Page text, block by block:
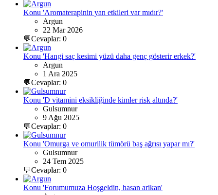
Konu 'Aromaterapinin yan etkileri var mıdır?'
Argun
22 Mar 2026
💬Cevaplar: 0
Konu 'Hangi saç kesimi yüzü daha genç gösterir erkek?'
Argun
1 Ara 2025
💬Cevaplar: 0
Konu 'D vitamini eksikliğinde kimler risk altında?'
Gulsumnur
9 Ağu 2025
💬Cevaplar: 0
Konu 'Omurga ve omurilik tümörü baş ağrısı yapar mı?'
Gulsumnur
24 Tem 2025
💬Cevaplar: 0
Konu 'Forumumuza Hoşgeldin, hasan arikan'